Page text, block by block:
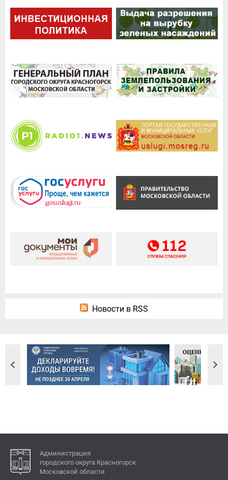
Новости в RSS
Администрация
городского округа Красногорск
Московской области